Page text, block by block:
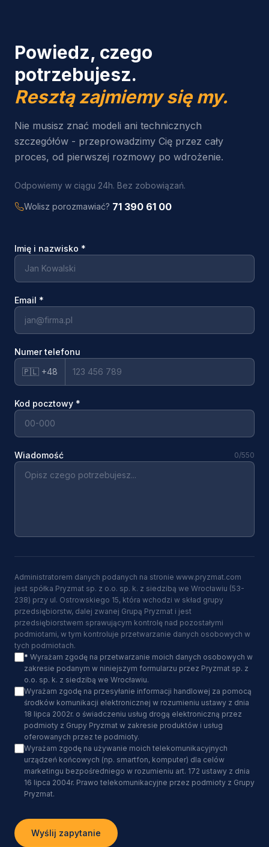
Powiedz, czego
potrzebujesz.
Resztą zajmiemy się my.
Nie musisz znać modeli ani technicznych
szczegółów - przeprowadzimy Cię przez cały
proces, od pierwszej rozmowy po wdrożenie.
Odpowiemy w ciągu 24h. Bez zobowiązań.
Wolisz porozmawiać? 71 390 61 00
Imię i nazwisko *
Email *
Numer telefonu
🇵🇱 +48
Kod pocztowy *
Wiadomość 0/550
Administratorem danych podanych na stronie www.pryzmat.com
jest spółka Pryzmat sp. z o.o. sp. k. z siedzibą we Wrocławiu (53-
238) przy ul. Ostrowskiego 15, która wchodzi w skład grupy
przedsiębiorstw, dalej zwanej Grupą Pryzmat i jest
przedsiębiorstwem sprawującym kontrolę nad pozostałymi
podmiotami, w tym kontroluje przetwarzanie danych osobowych w
tych podmiotach.
* Wyrażam zgodę na przetwarzanie moich danych osobowych w
zakresie podanym w niniejszym formularzu przez Pryzmat sp. z
o.o. sp. k. z siedzibą we Wrocławiu.
Wyrażam zgodę na przesyłanie informacji handlowej za pomocą
środków komunikacji elektronicznej w rozumieniu ustawy z dnia
18 lipca 2002r. o świadczeniu usług drogą elektroniczną przez
podmioty z Grupy Pryzmat w zakresie produktów i usług
oferowanych przez te podmioty.
Wyrażam zgodę na używanie moich telekomunikacyjnych
urządzeń końcowych (np. smartfon, komputer) dla celów
marketingu bezpośredniego w rozumieniu art. 172 ustawy z dnia
16 lipca 2004r. Prawo telekomunikacyjne przez podmioty z Grupy
Pryzmat.
Wyślij zapytanie